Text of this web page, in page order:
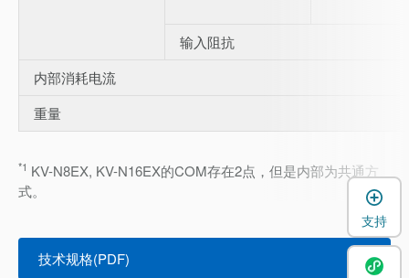
输入阻抗
内部消耗电流
重量
*1 KV-N8EX, KV-N16EX的COM存在2点，但是内部为共通方
式。
技术规格(PDF)
支持